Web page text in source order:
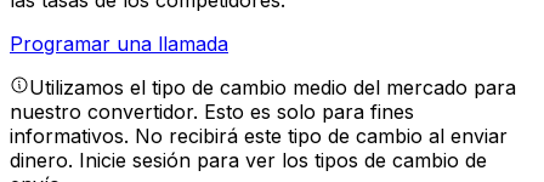
Programar una llamada
Utilizamos el tipo de cambio medio del mercado para
nuestro convertidor. Esto es solo para fines
informativos. No recibirá este tipo de cambio al enviar
dinero. Inicie sesión para ver los tipos de cambio de